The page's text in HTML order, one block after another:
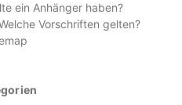
ein Anhänger haben?
Vorschriften gelten?